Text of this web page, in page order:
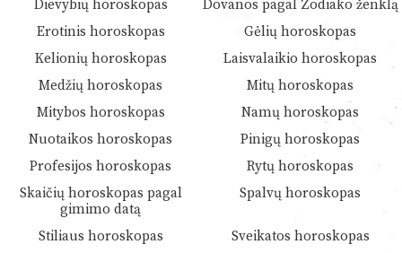
Dievybių horoskopas
Dovanos pagal Zodiako ženklą
Erotinis horoskopas
Gėlių horoskopas
Kelionių horoskopas
Laisvalaikio horoskopas
Medžių horoskopas
Mitų horoskopas
Mitybos horoskopas
Namų horoskopas
Nuotaikos horoskopas
Pinigų horoskopas
Profesijos horoskopas
Rytų horoskopas
Skaičių horoskopas pagal
gimimo datą
Spalvų horoskopas
Stiliaus horoskopas
Sveikatos horoskopas